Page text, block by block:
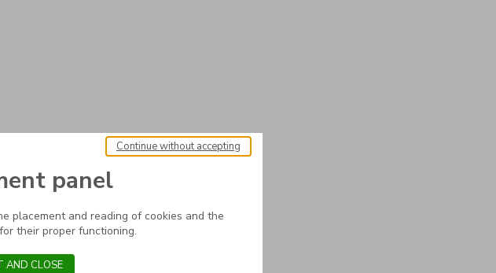
panel
placement and reading of cookies and the
their proper functioning.
Continue without accepting
AND CLOSE